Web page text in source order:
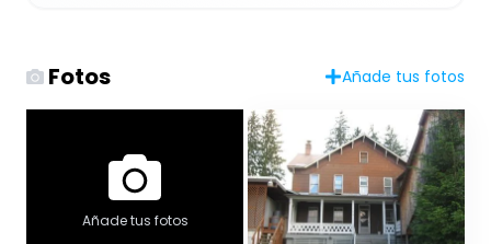
Fotos Añade tus fotos
Añade tus fotos